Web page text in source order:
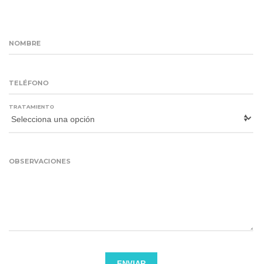
NOMBRE
TELÉFONO
TRATAMIENTO
OBSERVACIONES